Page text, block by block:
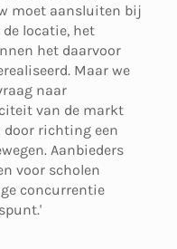
moet aansluiten bij
locatie, het
het daarvoor
Maar we
naar
van de markt
door richting een
Aanbieders
voor scholen
concurrentie